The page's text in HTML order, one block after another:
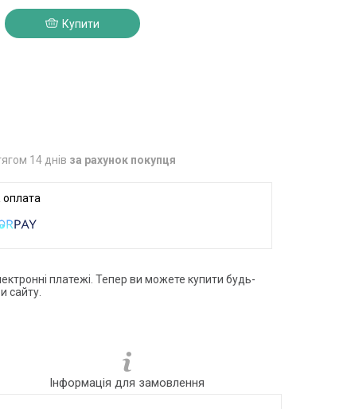
Купити
14 днів за рахунок покупця
платежі. Тепер ви можете купити будь-
сайту.
Інформація для замовлення